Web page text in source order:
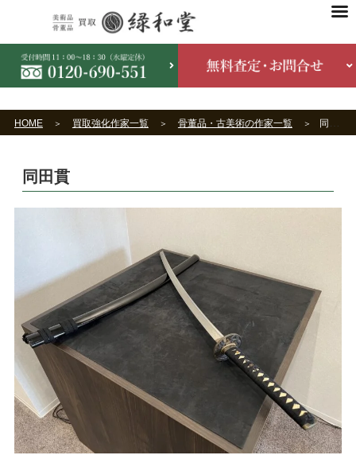
HOME 買取強化作家一覧 骨董品・古美術の作家一覧 同田貫
同田貫